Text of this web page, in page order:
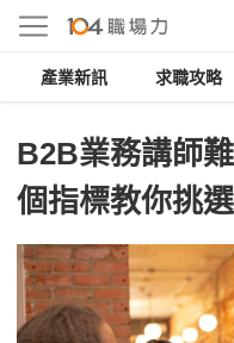
產業新訊 求職攻略
B2B業務講師
個指標教你挑選